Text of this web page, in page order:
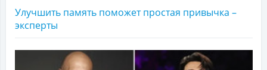
Улучшить память поможет простая привычка –
эксперты